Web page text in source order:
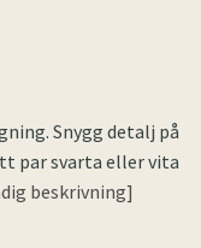
Snygg detalj på
par svarta eller vita
beskrivning]